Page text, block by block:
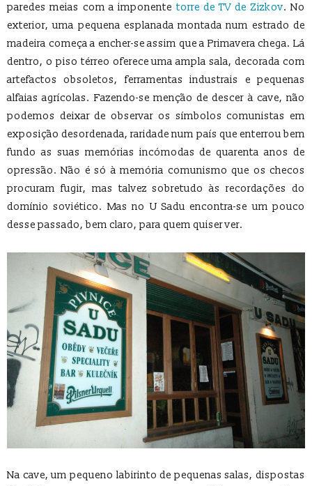
paredes meias com a imponente torre de TV de Zizkov. No
exterior, uma pequena esplanada montada num estrado de
madeira começa a encher-se assim que a Primavera chega. Lá
dentro, o piso térreo oferece uma ampla sala, decorada com
artefactos obsoletos, ferramentas industrais e pequenas
alfaias agrícolas. Fazendo-se menção de descer à cave, não
podemos deixar de observar os símbolos comunistas em
exposição desordenada, raridade num país que enterrou bem
fundo as suas memórias incómodas de quarenta anos de
opressão. Não é só à memória comunismo que os checos
procuram fugir, mas talvez sobretudo às recordações do
domínio soviético. Mas no U Sadu encontra-se um pouco
desse passado, bem claro, para quem quiser ver.
Na cave, um pequeno labirinto de pequenas salas, dispostas